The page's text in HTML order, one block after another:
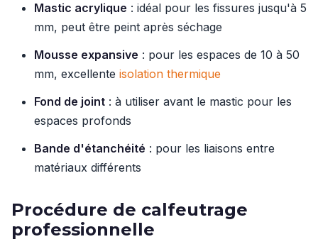
Mastic acrylique : idéal pour les fissures jusqu'à 5
mm, peut être peint après séchage
Mousse expansive : pour les espaces de 10 à 50
mm, excellente isolation thermique
Fond de joint : à utiliser avant le mastic pour les
espaces profonds
Bande d'étanchéité : pour les liaisons entre
matériaux différents
Procédure de calfeutrage
professionnelle